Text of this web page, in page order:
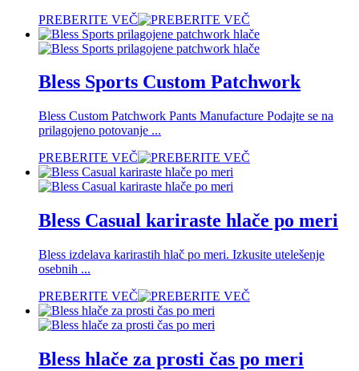
PREBERITE VEČ
Bless Sports Custom Patchwork
Bless Custom Patchwork Pants Manufacture Podajte se na
prilagojeno potovanje ...
PREBERITE VEČ
Bless Casual kariraste hlače po meri
Bless izdelava karirastih hlač po meri. Izkusite utelešenje
osebnih ...
PREBERITE VEČ
Bless hlače za prosti čas po meri